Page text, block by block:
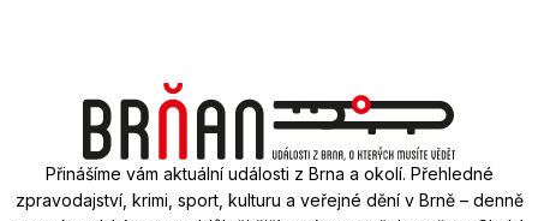
Přinášíme vám aktuální události z Brna a okolí. Přehledné
zpravodajství, krimi, sport, kulturu a veřejné dění v Brně – denně